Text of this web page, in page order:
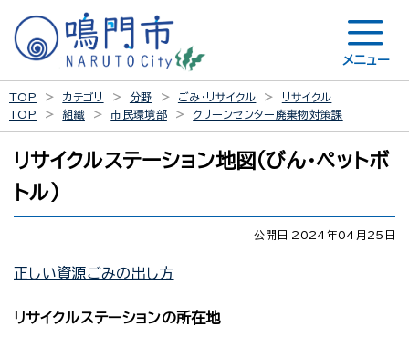
メニュー
TOP カテゴリ 分野 ごみ・リサイクル
リサイクル
TOP
組織 市民環境部 クリーンセンター廃棄物対策課
リサイクルステーション地図（びん・ペットボ
トル）
公開日 2024年04月25日
正しい資源ごみの出し方
リサイクルステーションの所在地